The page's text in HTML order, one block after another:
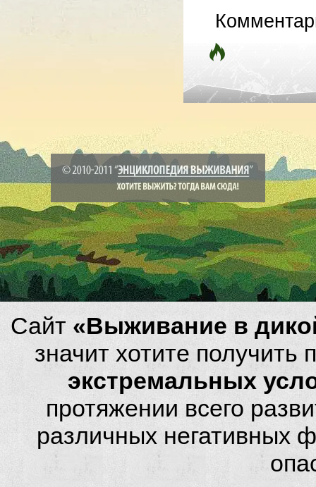
Сайт «Выживание в
значит хотите
экстремальных
протяжении всего
различных негативных